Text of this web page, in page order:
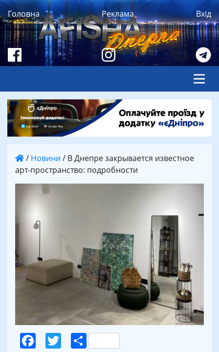
Головна Реклама Вхід
/ Новини / В Днепре закрывается известное
арт-пространство: подробности
Facebook
Twitter
Поділитися